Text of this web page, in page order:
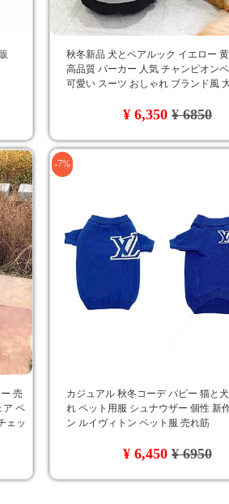
秋冬新品 犬とペアルック イエロー
高品質 パーカー 人気 チャンピオン
可愛い スーツ おしゃれ ブランド風
¥ 6,350¥ 6850
売
ア ペ
ェッ
-7%
カジュアル 秋冬コーデ パピー 猫と
れ ペット用服 シュナウザー 個性 新
ン ルイヴィトン ペット服 売れ筋
¥ 6,450¥ 6950